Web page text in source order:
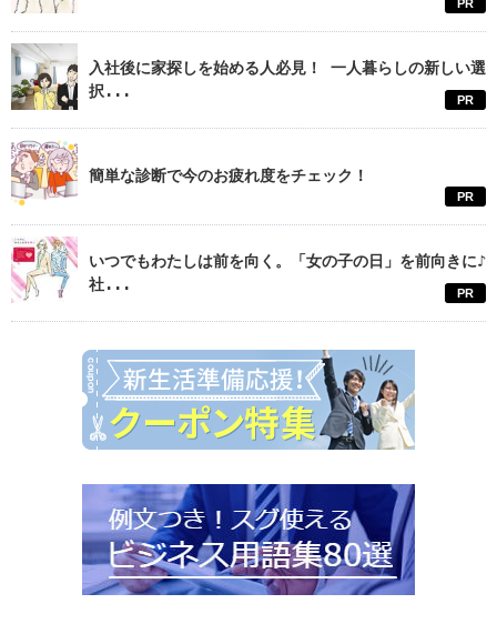
PR
入社後に家探しを始める人必見！ 一人暮らしの新しい選
択...
PR
簡単な診断で今のお疲れ度をチェック！
PR
いつでもわたしは前を向く。「女の子の日」を前向きに♪
社...
PR